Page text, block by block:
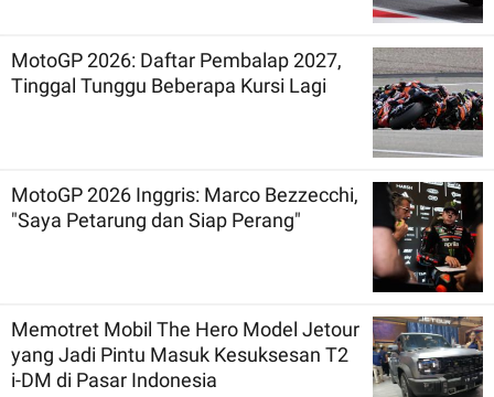
MotoGP 2026: Daftar Pembalap 2027,
Tinggal Tunggu Beberapa Kursi Lagi
MotoGP 2026 Inggris: Marco Bezzecchi,
"Saya Petarung dan Siap Perang"
Memotret Mobil The Hero Model Jetour
yang Jadi Pintu Masuk Kesuksesan T2
i-DM di Pasar Indonesia